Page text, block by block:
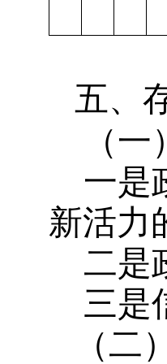
五、
（
一是
新活力
二是
三是
（二